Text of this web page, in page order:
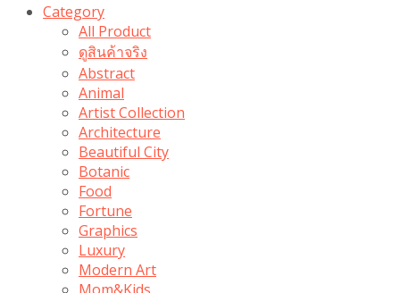
Category
All Product
ดูสินค้าจริง
Abstract
Animal
Artist Collection
Architecture
Beautiful City
Botanic
Food
Fortune
Graphics
Luxury
Modern Art
Mom&Kids